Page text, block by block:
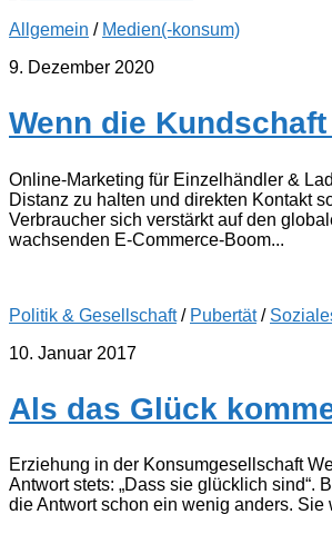
Allgemein / Medien(-konsum)
9. Dezember 2020
Wenn die
Online-Marketing für Einzelhändler &
Distanz zu halten und direkten Kontakt
Verbraucher sich verstärkt auf den
wachsenden E-Commerce-Boom...
Politik & Gesellschaft/ Pubertät/
10. Januar 2017
Als das Glück
Erziehung in der Konsumgesellschaft
Antwort stets: „Dass sie glücklich
die Antwort schon ein wenig anders. Sie